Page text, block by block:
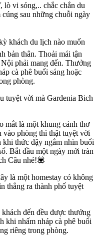
lò vi sóng,.. chắc chắn du
cúng sau những chuỗi ngày
khách du lịch nào muốn
bản thân. Thoải mái tận
phải mang đến. Thưởng
cà phê buổi sáng hoặc
phòng.
tuyệt vời mà Gardenia Bich
mắt là một khung cảnh thơ
vào phòng thì thật tuyệt vời
thức dậy ngắm nhìn buổi
Bắt đầu một ngày mới tràn
Câu nhé!💟
là một homestay có không
thẳng ra thành phố tuyệt
đến đều được thưởng
khi nhấm nháp cà phê buổi
riêng trong phòng.